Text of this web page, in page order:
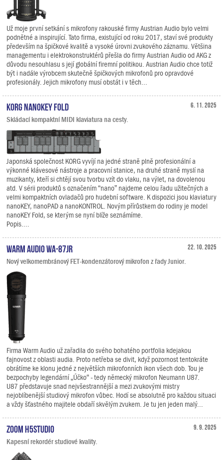
Už moje první setkání s mikrofony rakouské firmy Austrian Audio bylo velmi
podnětné a inspirující. Tato firma, existující od roku 2017, staví své produkty
především na špičkové kvalitě a vysoké úrovni zvukového záznamu. Většina
managementu i elektrokonstruktérů přešla do firmy Austrian Audio od AKG z
důvodu nesouhlasu s její globální firemní politikou. Austrian Audio chce totiž
být i nadále výrobcem skutečně špičkových mikrofonů pro opravdové
profesionály. Jejich mikrofony musí obstát i v těch...
6. 11. 2025
KORG nanoKEY Fold
Skládací kompaktní MIDI klaviatura na cesty.
Japonská společnost KORG vyvíjí na jedné straně plně profesionální a
výkonné klávesové nástroje a pracovní stanice, na druhé straně myslí na
muzikanty, kteří si chtějí svou tvorbu vzít do vlaku, na výlet, na dovolenou
atd. V sérii produktů s označením “nano” najdeme celou řadu užitečných a
velmi kompaktních ovladačů pro hudební software. K dispozici jsou klaviatury
nanoKEY, nanoPAD a nanoKONTROL. Novým přírůstkem do rodiny je model
nanoKEY Fold, se kterým se nyní blíže seznámíme.
Popis....
22. 10. 2025
Warm Audio WA-87jr
Nový velkomembránový FET-kondenzátorový mikrofon z řady Junior.
Firma Warm Audio už zařadila do svého bohatého portfolia kdejakou
fajnovost z oblasti audia. Proto netřeba se divit, když pozornost tentokráte
obrátíme ke klonu jedné z největších mikrofonních ikon všech dob. Tou je
bezpochyby legendární „Účko“ - tedy německý mikrofon Neumann U87.
U87 představuje snad nejvšestrannější a mezi zvukovými mistry
nejoblíbenější studiový mikrofon vůbec. Hodí se absolutně pro každou situaci
a vždy šťastného majitele obdaří skvělým zvukem. Je tu jen jeden malý...
9. 9. 2025
Zoom H5studio
Kapesní rekordér studiové kvality.